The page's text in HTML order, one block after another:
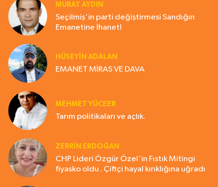
MURAT AYDIN
Seçilmiş'in parti değiştirmesi Sandığın
Emanetine İhanet!
HÜSEYIN ADALAN
EMANET MİRAS VE DAVA
MEHMET YÜCEER
Tarım politikaları ve açlık.
ZERRIN ERDOĞAN
CHP Lideri Özgür Özel'in Fıstık Mitingi
fiyasko oldu . Çiftçi hayal kırıklığına uğradı